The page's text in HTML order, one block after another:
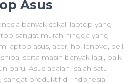
Asus
banyak sekali laptop yang
sangat murah hingga yang
laptop asus, acer, hp, lenovo, dell,
serta masih banyak lagi, baik
baru. Asus adalah salah satu
produktif di Indonesia.